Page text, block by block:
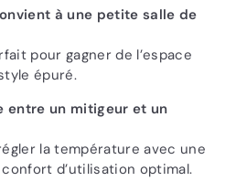
à une petite salle de
pour gagner de l’espace
épuré.
entre un mitigeur et un
la température avec une
d’utilisation optimal.